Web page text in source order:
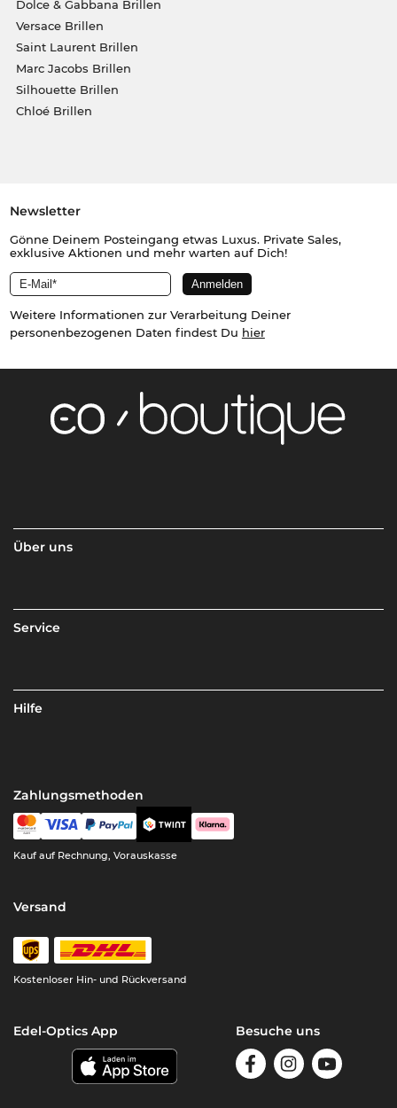
Dolce & Gabbana Brillen
Versace Brillen
Saint Laurent Brillen
Marc Jacobs Brillen
Silhouette Brillen
Chloé Brillen
Newsletter
Gönne Deinem Posteingang etwas Luxus. Private Sales,
exklusive Aktionen und mehr warten auf Dich!
Weitere Informationen zur Verarbeitung Deiner
personenbezogenen Daten findest Du hier
Über uns
Service
Hilfe
Zahlungsmethoden
Kauf auf Rechnung, Vorauskasse
Versand
Kostenloser Hin- und Rückversand
Edel-Optics App Besuche uns